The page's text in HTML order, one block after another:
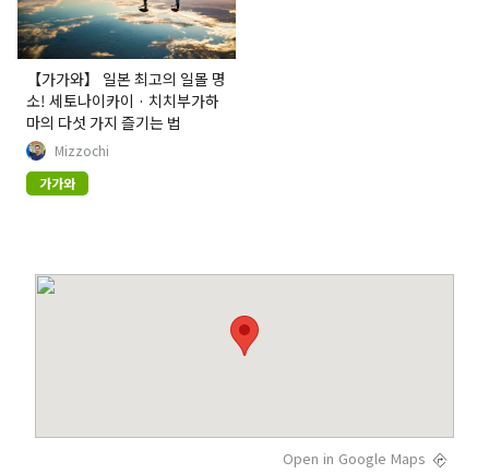
【가가와】 일본 최고의 일몰 명
소! 세토나이카이 · 치치부가하
마의 다섯 가지 즐기는 법
Mizzochi
가가와
Open in Google Maps